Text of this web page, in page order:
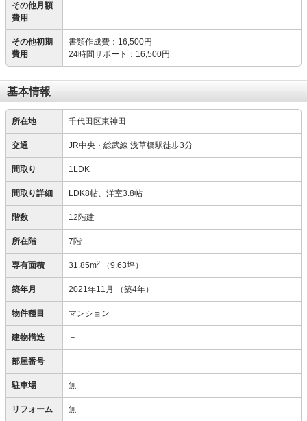
その他月額
費用
その他初期
費用
書類作成費 ： 16,500円
24時間サポート ： 16,500円
基本情報
所在地 千代田区東神田
交通 JR中央・総武線 浅草橋駅徒歩3分
間取り 1LDK
間取り詳細 LDK8帖、洋室3.8帖
階数 12階建
所在階 7階
専有面積 31.85m2 （9.63坪）
築年月 2021年11月 （築4年）
物件種目 マンション
建物構造 －
部屋番号
駐車場 無
リフォーム 無